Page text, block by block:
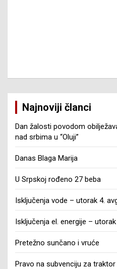
Najnoviji članci
Dan žalosti povodom
nad srbima u “Oluji”
Danas Blaga Marija
U Srpskoj rođeno 27 beba
Isključenja vode – utorak 4.
Isključenja el. energije –
Pretežno sunčano i vruće
Pravo na subvenciju za traktor